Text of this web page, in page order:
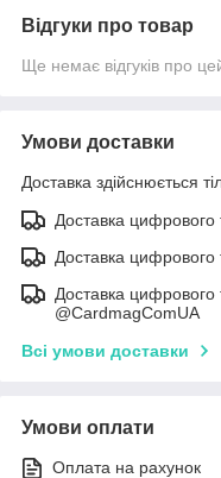
Відгуки про товар
Ще немає відгуків про
Умови доставки
Доставка здійснюється
Доставка цифрового
Доставка цифрового
Доставка цифрового
@CardmagComUA
Всі умови доставки
Умови оплати
Оплата на рахунок